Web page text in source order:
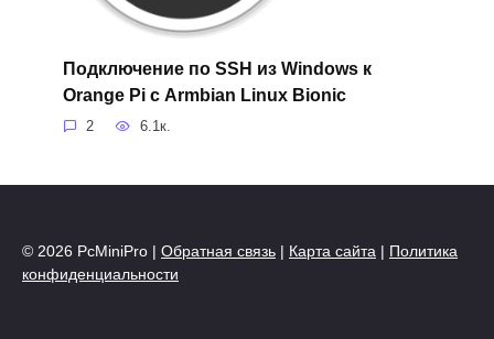
Подключение по SSH из Windows к
Orange Pi с Armbian Linux Bionic
2 6.1к.
© 2026 PcMiniPro | Обратная связь | Карта сайта | Политика
конфиденциальности